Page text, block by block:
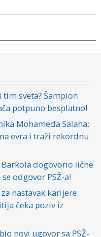
sveta? Šampion
potpuno besplatno!
Mohameda Salaha:
evra i traži rekordnu
dogovorio lične
odgovor PSŽ-a!
nastavak karijere:
čeka poziv iz
novi ugovor sa PSŽ-